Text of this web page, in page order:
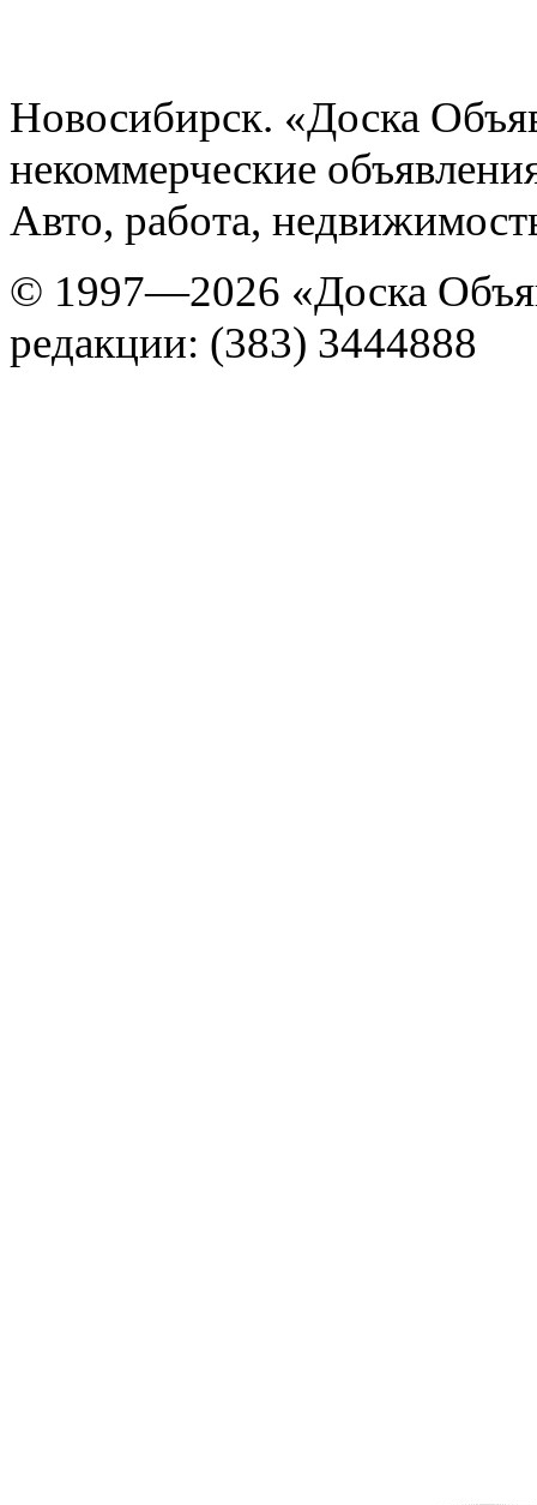
Новосибирск. «Доска
некоммерческие
Авто, работа,
© 1997—2026 «Доска
редакции: (383) 3444888